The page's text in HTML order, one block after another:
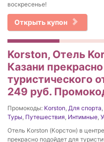
воскресенье!
Открыть купон
Korston, Отель
Казани
туристического
249 руб.
Промокоды: Korston, Для спорта,
Туры, Путешествия, Интимные,
Отель Korston (Корстон) в
прекрасно подойдет для